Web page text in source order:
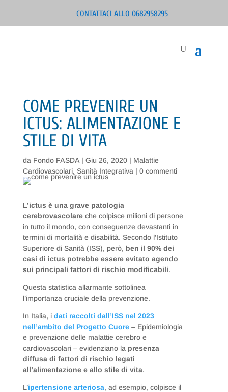
CONTATTACI ALLO 0682958295
COME PREVENIRE UN
ICTUS: ALIMENTAZIONE E
STILE DI VITA
da Fondo FASDA| Giu 26, 2020| Malattie
Cardiovascolari, Sanità Integrativa | 0 commenti
L’ictus è una grave patologia
cerebrovascolareche colpisce milioni di persone
in tutto il mondo, con conseguenze devastanti in
termini di mortalità e disabilità. Secondo l’Istituto
Superiore di Sanità (ISS), però, ben il 90% dei
casi di ictus potrebbe essere evitato agendo
sui principali fattori di rischio modificabili.
Questa statistica allarmante sottolinea
l’importanza cruciale della prevenzione.
In Italia, i dati raccolti dall’ISS nel 2023
nell’ambito del Progetto Cuore– Epidemiologia
e prevenzione delle malattie cerebro e
cardiovascolari – evidenziano la presenza
diffusa di fattori di rischio legati
all’alimentazione e allo stile di vita.
L’ipertensione arteriosa, ad esempio, colpisce il